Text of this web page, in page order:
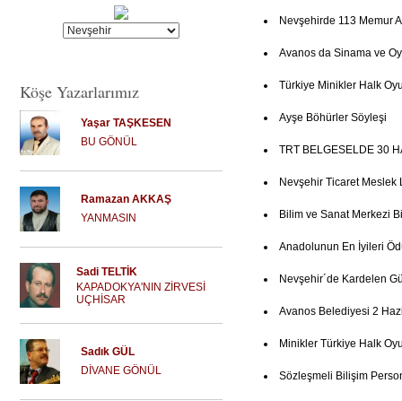
Köşe Yazarlarımız
Yaşar TAŞKESEN
BU GÖNÜL
Ramazan AKKAŞ
YANMASIN
Sadi TELTİK
KAPADOKYA'NIN ZİRVESİ
UÇHİSAR
Sadık GÜL
DİVANE GÖNÜL
Nevşehirde 113 Memur
Avanos da Sinama ve
Türkiye Minikler Halk
Ayşe Böhürler Söyleşi
TRT BELGESELDE 30
Nevşehir Ticaret Meslek
Bilim ve Sanat Merkezi
Anadolunun En İyileri
Nevşehir´de Kardelen
Avanos Belediyesi 2
Minikler Türkiye Halk
Sözleşmeli Bilişim